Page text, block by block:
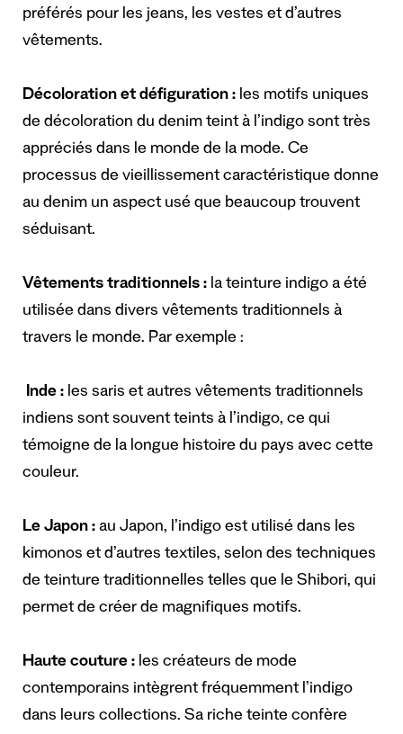
préférés pour les jeans, les vestes et d’autres
vêtements.
Décoloration et défiguration : les motifs uniques
de décoloration du denim teint à l’indigo sont très
appréciés dans le monde de la mode. Ce
processus de vieillissement caractéristique donne
au denim un aspect usé que beaucoup trouvent
séduisant.
Vêtements traditionnels : la teinture indigo a été
utilisée dans divers vêtements traditionnels à
travers le monde. Par exemple :
Inde : les saris et autres vêtements traditionnels
indiens sont souvent teints à l’indigo, ce qui
témoigne de la longue histoire du pays avec cette
couleur.
Le Japon : au Japon, l’indigo est utilisé dans les
kimonos et d’autres textiles, selon des techniques
de teinture traditionnelles telles que le Shibori, qui
permet de créer de magnifiques motifs.
Haute couture : les créateurs de mode
contemporains intègrent fréquemment l’indigo
dans leurs collections. Sa riche teinte confère